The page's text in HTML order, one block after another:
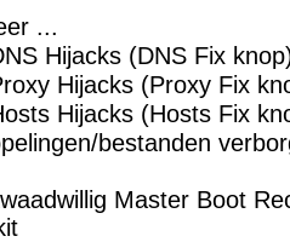
...
Hijacks (DNS Fix
Hijacks (Proxy Fix
Hijacks (Hosts Fix
bestanden
Master Boot